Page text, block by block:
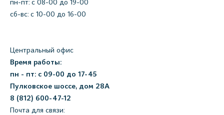
пн-пт: c 08-00 до 19-00
сб-вс: с 10-00 до 16-00
Центральный офис
Время работы:
пн - пт: с 09-00 до 17-45
Пулковское шоссе, дом 28А
8 (812) 600-47-12
Почта для связи: